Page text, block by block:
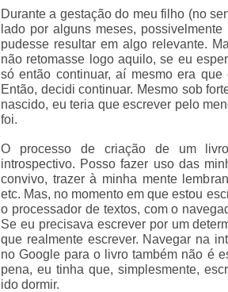
Durante a gestação do meu filho (no
lado por alguns meses,
pudesse resultar em algo relevante.
não retomasse logo aquilo, se eu
só então continuar, aí mesmo era
Então, decidi continuar. Mesmo sob
nascido, eu teria que escrever pelo
foi.
O processo de criação de um
introspectivo. Posso fazer uso das
convivo, trazer à minha mente
etc. Mas, no momento em que estou
o processador de textos, com o
Se eu precisava escrever por um
que realmente escrever. Navegar na
no Google para o livro também não é
pena, eu tinha que, simplesmente,
ido dormir.